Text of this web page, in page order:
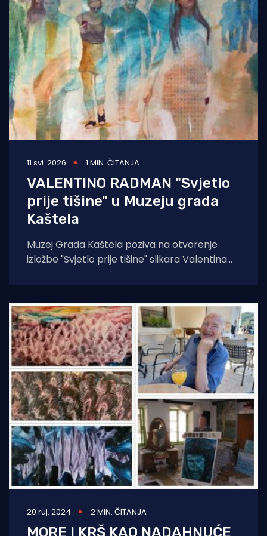
11 svi. 2026 1 MIN. ČITANJA
VALENTINO RADMAN "Svjetlo
prije tišine" u Muzeju grada
Kaštela
Muzej Grada Kaštela poziva na otvorenje
izložbe "Svjetlo prije tišine" slikara Valentina
20 ruj. 2024 2 MIN. ČITANJA
MORE I KRŠ KAO NADAHNUĆE